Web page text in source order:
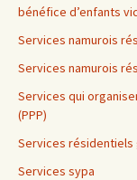
bénéfice d’enfants
Services namurois
Services namurois
Services qui
(PPP)
Services résidentiels
Services sypa